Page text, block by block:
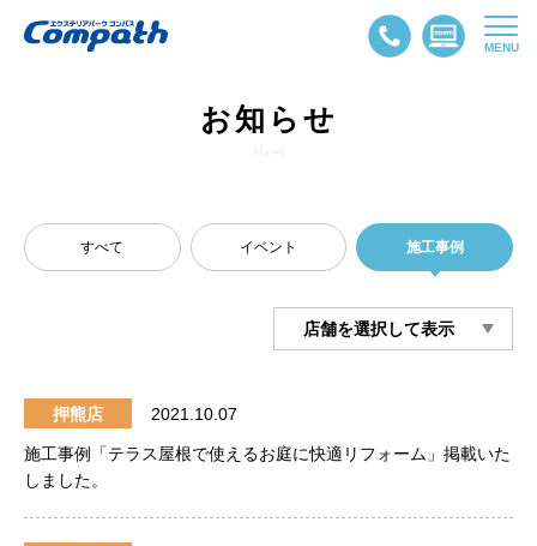
MENU
お知らせ
すべて イベント 施工事例
押熊店 2021.10.07
施工事例「テラス屋根で使えるお庭に快適リフォーム」掲載いた
しました。